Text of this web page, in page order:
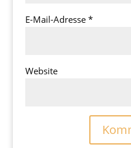
E-Mail-Adresse *
Website